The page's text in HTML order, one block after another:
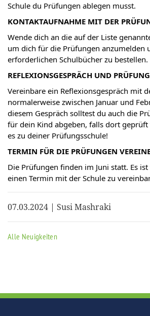
Schule du Prüfungen ablegen musst.
KONTAKTAUFNAHME MIT DER
Wende dich an die auf der Liste
um dich für die Prüfungen anzumelden
erforderlichen Schulbücher zu bestellen.
REFLEXIONSGESPRÄCH UND
Vereinbare ein Reflexionsgespräch mit
normalerweise zwischen Januar und
diesem Gespräch solltest du auch die
für dein Kind abgeben, falls dort
es zu deiner Prüfungsschule!
TERMIN FÜR DIE PRÜFUNGEN
Die Prüfungen finden im Juni statt. Es
einen Termin mit der Schule zu
07.03.2024 | Susi Mashraki
Alle Neuigkeiten